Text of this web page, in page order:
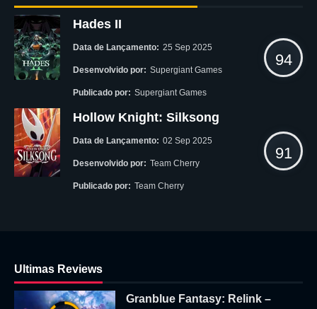
Hades II
Data de Lançamento: 25 Sep 2025
Desenvolvido por: Supergiant Games
Publicado por: Supergiant Games
94
Hollow Knight: Silksong
Data de Lançamento: 02 Sep 2025
Desenvolvido por: Team Cherry
Publicado por: Team Cherry
91
Ultimas Reviews
Granblue Fantasy: Relink –